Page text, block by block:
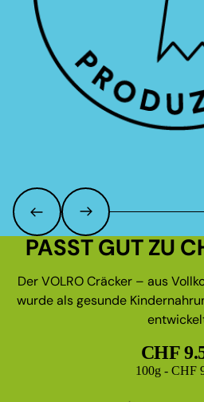
PASST GUT ZU
Der VOLRO Cräcker – aus
wurde als gesunde
CHF
Grundpreis
100g - CHF